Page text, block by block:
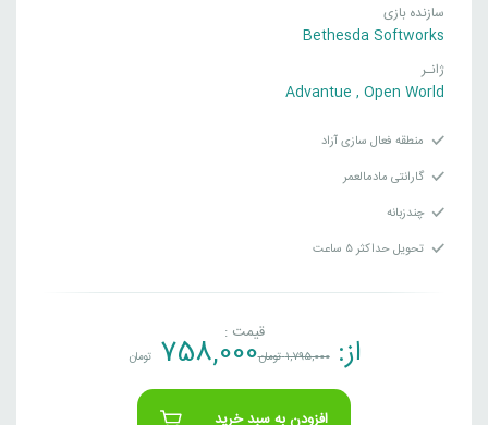
سازنده بازی
Bethesda Softworks
ژانـر
Advantue , Open World
منطقه فعال سازی آزاد
گارانتی مادمالعمر
چندزبانه
تحویل حداکثر ۵ ساعت
قیمت : از:1,795,000تومان758,000 تومان
افزودن به سبد خرید